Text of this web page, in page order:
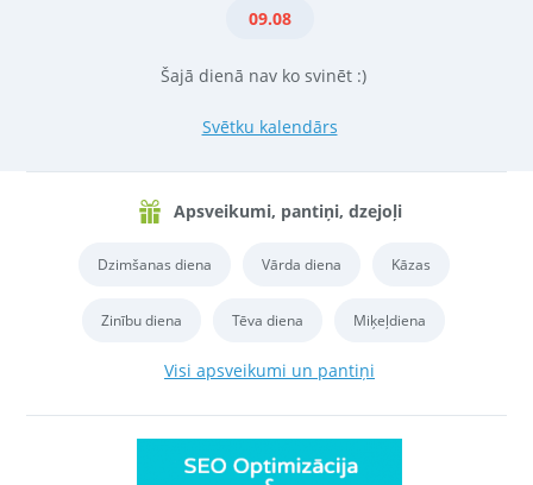
09.08
Šajā dienā nav ko svinēt :)
Svētku kalendārs
Apsveikumi, pantiņi, dzejoļi
Dzimšanas diena Vārda diena Kāzas
Zinību diena Tēva diena Miķeļdiena
Visi apsveikumi un pantiņi